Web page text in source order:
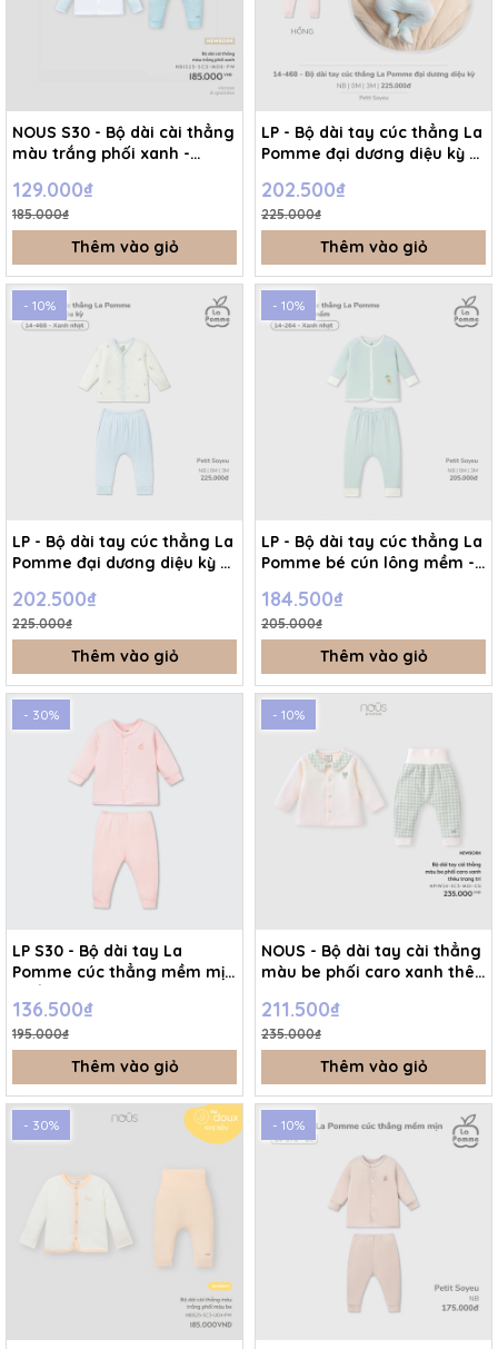
NOUS S30 - Bộ dài cài thẳng
màu trắng phối xanh -
129.000₫
185.000₫
Thêm vào giỏ
LP - Bộ dài tay cúc thẳng La
Pomme đại dương diệu kỳ -
202.500₫
225.000₫
Thêm vào giỏ
- 10%
LP - Bộ dài tay cúc thẳng La
Pomme đại dương diệu kỳ -
SS26.T4D
202.500₫
225.000₫
Thêm vào giỏ
- 10%
LP - Bộ dài tay cúc thẳng La
Pomme bé cún lông mềm -
SS26.T3B
184.500₫
205.000₫
Thêm vào giỏ
- 30%
LP S30 - Bộ dài tay La
Pomme cúc thẳng mềm mịn
- Hồng - Newborn
136.500₫
195.000₫
Thêm vào giỏ
- 10%
NOUS - Bộ dài tay cài thẳng
màu be phối caro xanh thêu
SS25.T12A
211.500₫
235.000₫
Thêm vào giỏ
- 30% - 10%